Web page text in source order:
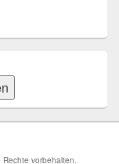
Rechte vorbehalten.